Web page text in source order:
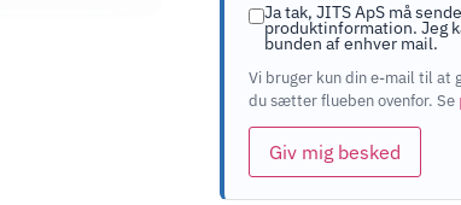
Ja tak, JITS ApS må
produktinformation. Jeg
bunden af enhver mail.
Vi bruger kun din e-mail til at
du sætter flueben ovenfor. Se
Giv mig besked